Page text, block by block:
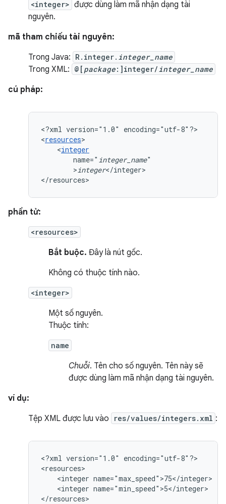
<integer> được dùng làm mã nhận dạng tài
nguyên.
mã tham chiếu tài nguyên:
Trong Java: R.integer. integer_name
Trong XML: @[ package:]integer/integer_name
cú pháp:
<?xml version="1.0"
encoding="utf-8"?>
<resources
<integer
name=" integer_name
>integer</integer>
</resources>
phần tử:
<resources>
Bắt buộc. Đây là nút gốc.
Không có thuộc tính nào.
<integer>
Một số nguyên.
Thuộc tính:
name
Chuỗi. Tên cho số nguyên. Tên này sẽ
được dùng làm mã nhận dạng tài nguyên.
ví dụ:
Tệp XML được lưu vào
res/values/integers.xml :
<?xml version="1.0"
encoding="utf-8"?>
<integer
<integer name="min_speed">5</integer>
</resources>